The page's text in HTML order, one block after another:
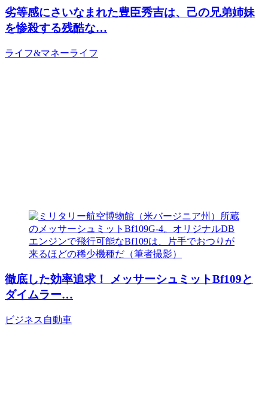
劣等感にさいなまれた豊臣秀吉は、己の兄弟姉妹
を惨殺する残酷な…
ライフ&マネーライフ
徹底した効率追求！ メッサーシュミットBf109と
ダイムラー…
ビジネス 自動車